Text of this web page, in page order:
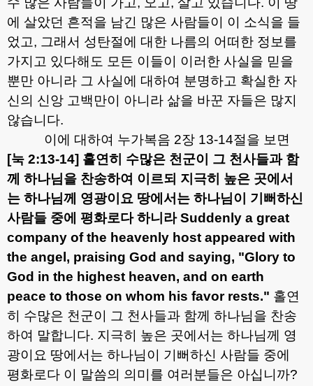
에 살았던 흔적을 남긴 많은 사람들이 이 소식을 들
었고, 그래서 성탄절에 대한 나름의 어떠한 정보를
가지고 있다해도 모든 이들이 이러한 사실을 믿을
뿐만 아니라 그 사실에 대하여 분명하고 확실한 자
신의 신앙 고백만이 아니라 삶을 바꾼 자들은 많지
않습니다.
이에 대하여 누가복음 2장 13-14절을 보면
[눅 2:13-14] 홀연히 수많은 천군이 그 천사들과 함
께 하나님을 찬송하여 이르되 지극히 높은 곳에서
는 하나님께 영광이요 땅에서는 하나님이 기뻐하신
사람들 중에 평화로다 하니라Suddenly a great
company of the heavenly host appeared with
the angel, praising God and saying, "Glory to
God in the highest heaven, and on earth
peace to those on whom his favor rests." 홀연
히 수많은 천군이 그 천사들과 함께 하나님을 찬송
하여 말합니다. 지극히 높은 곳에서는 하나님께 영
광이요 땅에서는 하나님이 기뻐하신 사람들 중에
평화로다 이 말씀의 의미를 여러분들은 아십니까?